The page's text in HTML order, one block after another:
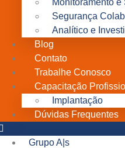
Monitoramento e
Segurança
Analítico e
Blog
Contato
Trabalhe Conosco
Capacitação
Implantação
Dúvidas Frequentes
Grupo A|s